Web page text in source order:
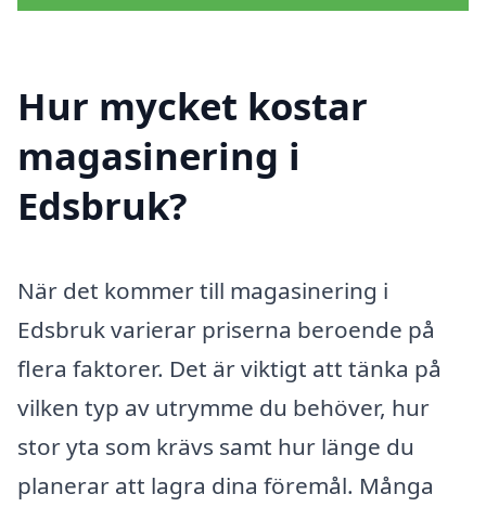
Hur mycket kostar
magasinering i
Edsbruk?
När det kommer till magasinering i
Edsbruk varierar priserna beroende på
flera faktorer. Det är viktigt att tänka på
vilken typ av utrymme du behöver, hur
stor yta som krävs samt hur länge du
planerar att lagra dina föremål. Många